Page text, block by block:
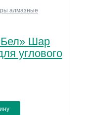
алмазные
Шар
углового